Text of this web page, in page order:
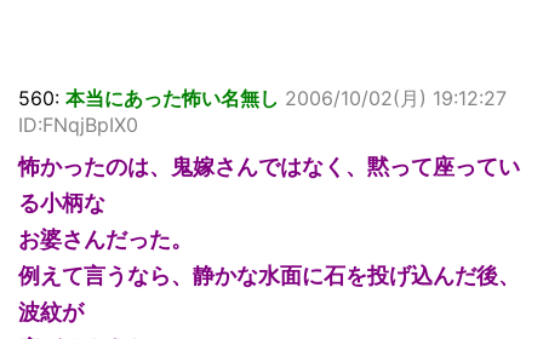
560: 本当にあった怖い名無し 2006/10/02(月) 19:12:27
ID:FNqjBpIX0
怖かったのは、鬼嫁さんではなく、黙って座ってい
る小柄な
お婆さんだった。
例えて言うなら、静かな水面に石を投げ込んだ後、
波紋が